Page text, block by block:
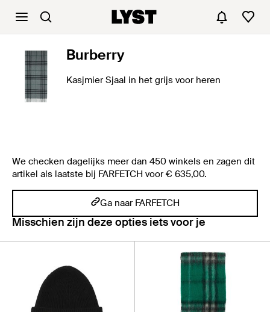
Burberry
Kasjmier Sjaal in het grijs voor heren
We checken dagelijks meer dan 450 winkels en zagen dit
artikel als laatste bij FARFETCH voor € 635,00.
Ga naar FARFETCH
Misschien zijn deze opties iets voor je